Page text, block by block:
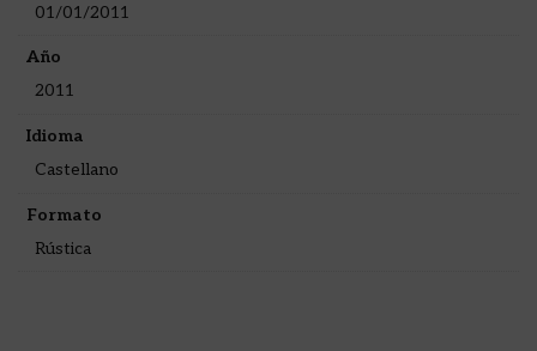
01/01/2011
Año
2011
Idioma
Castellano
Formato
Rústica